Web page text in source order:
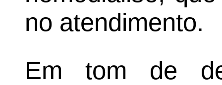
no atendimento.
Em tom de